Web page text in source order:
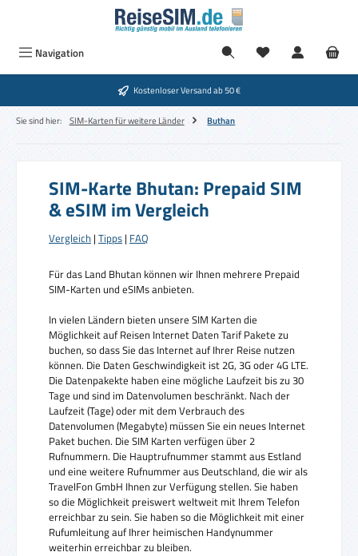
Zum Hauptinhalt springen
Navigation
Kostenloser Versand ab 50 €
Sie sind hier: SIM-Karten für weitere Länder Buthan
SIM-Karte Bhutan: Prepaid SIM
& eSIM im Vergleich
Vergleich | Tipps | FAQ
Für das Land Bhutan können wir Ihnen mehrere Prepaid
SIM-Karten und eSIMs anbieten.
In vielen Ländern bieten unsere SIM Karten die
Möglichkeit auf Reisen Internet Daten Tarif Pakete zu
buchen, so dass Sie das Internet auf Ihrer Reise nutzen
können. Die Daten Geschwindigkeit ist 2G, 3G oder 4G LTE.
Die Datenpakekte haben eine mögliche Laufzeit bis zu 30
Tage und sind im Datenvolumen beschränkt. Nach der
Laufzeit (Tage) oder mit dem Verbrauch des
Datenvolumen (Megabyte) müssen Sie ein neues Internet
Paket buchen. Die SIM Karten verfügen über 2
Rufnummern. Die Hauptrufnummer stammt aus Estland
und eine weitere Rufnummer aus Deutschland, die wir als
TravelFon GmbH Ihnen zur Verfügung stellen. Sie haben
so die Möglichkeit preiswert weltweit mit Ihrem Telefon
erreichbar zu sein. Sie haben so die Möglichkeit mit einer
Rufumleitung auf Ihrer heimischen Handynummer
weiterhin erreichbar zu bleiben.